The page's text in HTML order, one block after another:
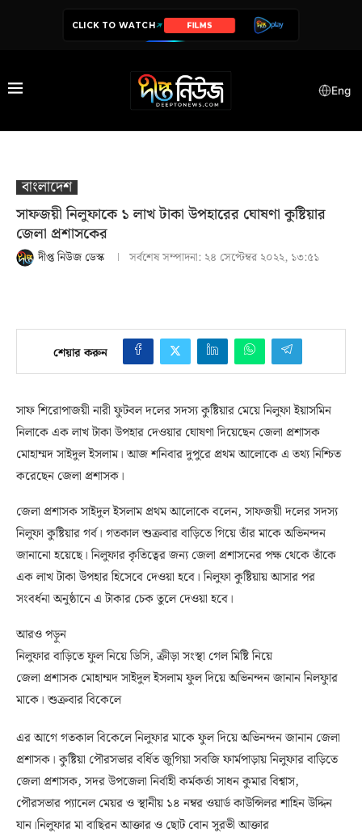
CLICK TO WATCH SERIES
Eng
বাংলাদেশ
সাফজয়ী নিলুফাকে ১ লাখ টাকা উপহারের ঘোষণা কুষ্টিয়ার
জেলা প্রশাসকের
দীপ্ত নিউজ ডেস্ক সর্বশেষ সম্পাদনা: ২৪ সেপ্টেম্বর ২০২২, ১৩:৫১
শেয়ার করুন
সাফ শিরোপাজয়ী নারী ফুটবল দলের সদস্য কুষ্টিয়ার মেয়ে নিলুফা ইয়াসমিন
নিলাকে এক লাখ টাকা উপহার দেওয়ার ঘোষণা দিয়েছেন জেলা প্রশাসক
মোহাম্মদ সাইদুল ইসলাম। আজ শনিবার দুপুরে প্রথম আলোকে এ তথ্য নিশ্চিত
করেছেন জেলা প্রশাসক।
জেলা প্রশাসক সাইদুল ইসলাম প্রথম আলোকে বলেন, সাফজয়ী দলের সদস্য
নিলুফা কুষ্টিয়ার গর্ব। গতকাল শুক্রবার বাড়িতে গিয়ে তাঁর মাকে অভিনন্দন
জানানো হয়েছে। নিলুফার কৃতিত্বের জন্য জেলা প্রশাসনের পক্ষ থেকে তাঁকে
এক লাখ টাকা উপহার হিসেবে দেওয়া হবে। নিলুফা কুষ্টিয়ায় আসার পর
সংবর্ধনা অনুষ্ঠানে এ টাকার চেক তুলে দেওয়া হবে।
আরও পড়ুন
নিলুফার বাড়িতে ফুল নিয়ে ডিসি, ক্রীড়া সংস্থা গেল মিষ্টি নিয়ে
জেলা প্রশাসক মোহাম্মদ সাইদুল ইসলাম ফুল দিয়ে অভিনন্দন জানান নিলফুার
মাকে। শুক্রবার বিকেলে
এর আগে গতকাল বিকেলে নিলুফার মাকে ফুল দিয়ে অভিনন্দন জানান জেলা
প্রশাসক। কুষ্টিয়া পৌরসভার বর্ধিত জুগিয়া সবজি ফার্মপাড়ায় নিলুফার বাড়িতে
জেলা প্রশাসক, সদর উপজেলা নির্বাহী কর্মকর্তা সাধন কুমার বিশ্বাস,
পৌরসভার প্যানেল মেয়র ও স্থানীয় ১৪ নম্বর ওয়ার্ড কাউন্সিলর শাহিন উদ্দিন
যান।নিলুফার মা বাছিরন আক্তার ও ছোট বোন সুরভী আক্তার